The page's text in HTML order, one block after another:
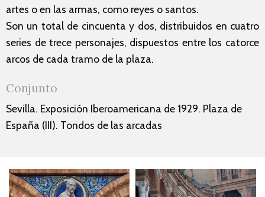
artes o en las armas, como reyes o santos.
Son un total de cincuenta y dos, distribuidos en cuatro
series de trece personajes, dispuestos entre los catorce
arcos de cada tramo de la plaza.
Conjunto
Sevilla. Exposición Iberoamericana de 1929. Plaza de
España (III). Tondos de las arcadas